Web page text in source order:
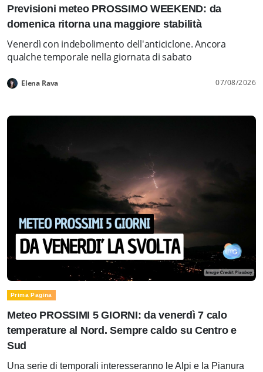
Previsioni meteo PROSSIMO WEEKEND: da
domenica ritorna una maggiore stabilità
Venerdì con indebolimento dell'anticiclone. Ancora
qualche temporale nella giornata di sabato
Elena Rava 07/08/2026
Prima Pagina
Meteo PROSSIMI 5 GIORNI: da venerdì 7 calo
temperature al Nord. Sempre caldo su Centro e
Sud
Una serie di temporali interesseranno le Alpi e la Pianura